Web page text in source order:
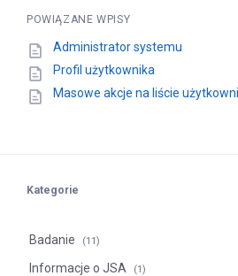
POWIĄZANE WPISY
Administrator systemu
Profil użytkownika
Masowe akcje na liście
Kategorie
Badanie (11)
Informacje o JSA (1)